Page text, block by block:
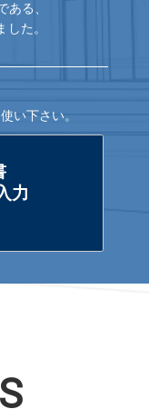
る、
た。
い下さい。
力